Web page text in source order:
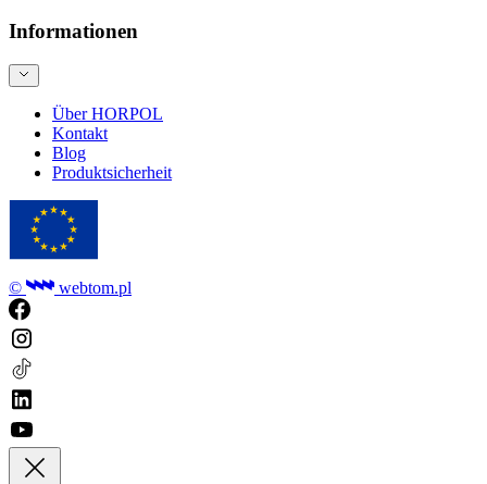
Informationen
Über HORPOL
Kontakt
Blog
Produktsicherheit
© webtom.pl